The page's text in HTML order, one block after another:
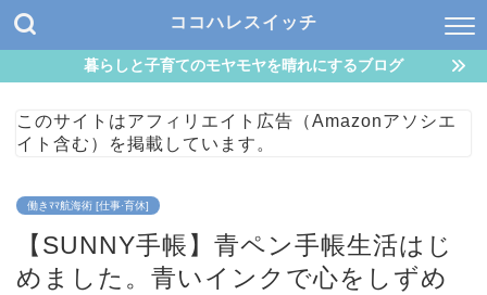
ココハレスイッチ
暮らしと子育てのモヤモヤを晴れにするブログ
このサイトはアフィリエイト広告（Amazonアソシエ
イト含む）を掲載しています。
働きﾏﾏ航海術 [仕事·育休]
【SUNNY手帳】青ペン手帳生活はじ
めました。青いインクで心をしずめ